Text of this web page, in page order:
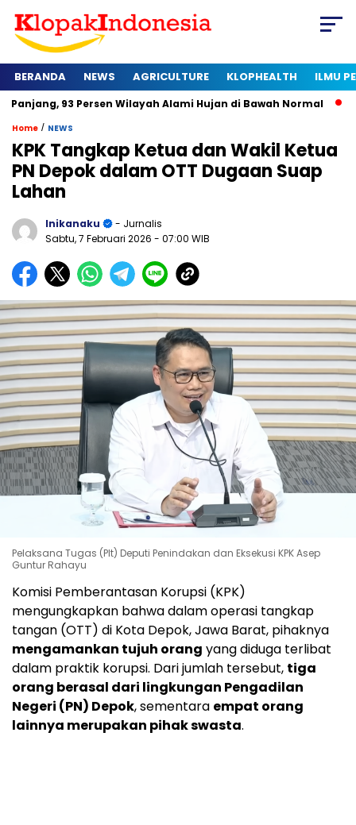
BERANDA NEWS AGRICULTURE KLOPHEALTH ILMU
Wilayah Alami Hujan di Bawah Normal Kapan
Home / NEWS
KPK Tangkap Ketua dan Wakil Ketua
PN Depok dalam OTT Dugaan Suap
Lahan
Inikanaku
- Jurnalis
Sabtu, 7 Februari 2026 - 07:00 WIB
Pelaksana Tugas (Plt) Deputi Penindakan dan Eksekusi KPK Asep
Guntur Rahayu
Komisi Pemberantasan Korupsi (KPK)
mengungkapkan bahwa dalam operasi tangkap
tangan (OTT) di Kota Depok, Jawa Barat, pihaknya
mengamankan tujuh orang yang diduga terlibat
dalam praktik korupsi. Dari jumlah tersebut, tiga
orang berasal dari lingkungan Pengadilan
Negeri (PN) Depok, sementara empat orang
lainnya merupakan pihak swasta.